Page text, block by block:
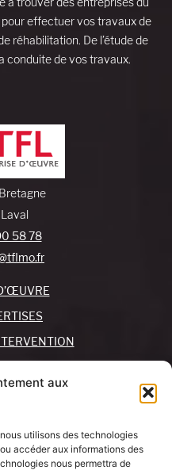
aux
utilisons des technologies
accéder aux informations des
nous permettra de
effectuer vos travaux de
réhabilitation. De l’étude de
conduite de vos travaux.
58 78
NOUS !